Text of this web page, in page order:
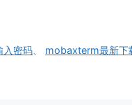
密码 mobaxterm最新下